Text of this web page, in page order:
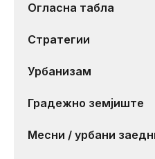
Огласна табла
Стратегии
Урбанизам
Градежно земјиште
Месни / урбани